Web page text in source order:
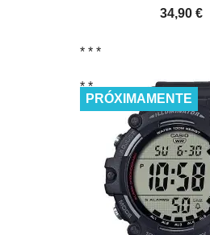
34,90 €
* * *
* *
PRÓXIMAMENTE